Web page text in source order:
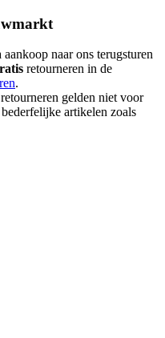
naar ons terugsturen
retourneren in de
.
gelden niet voor
artikelen zoals